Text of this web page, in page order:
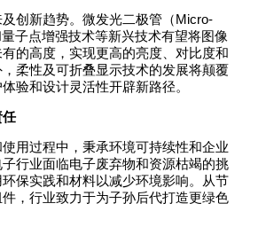
创新趋势。微发光二极管（Micro-
子点增强技术等新兴技术有望将图像
的高度，实现更高的亮度、对比度和
柔性及可折叠显示技术的发展将颠覆
验和设计灵活性开辟新路径。
任
用过程中，秉承环境可持续性和企业
行业面临电子废弃物和资源枯竭的挑
保实践和材料以减少环境影响。从节
，行业致力于为子孙后代打造更绿色